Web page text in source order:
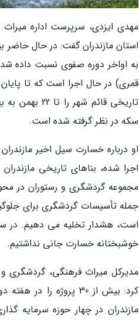
مهدی ایزدی، سرپرست اداره
تاریخی
سکه در نظر گرفته شده است.
او درباره خسارت سیل اخیر
اجرا شده، بناهای تاریخی
مجموعه گردشگری و رستوران در
جمله تأسیسات گردشگری برای
است، هشدار تخلیه می دهیم. در
خوشبختانه خسارت جانی نداشتیم.
مدیرکل میراث فرهنگی، گردشگری و
کرد: بیش از 30
مازندران در چهار حوزه سرمایه